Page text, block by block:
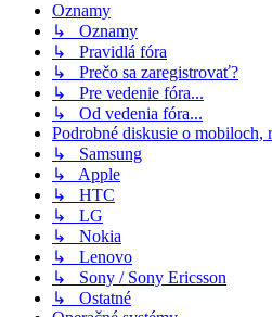
Oznamy
↳ Oznamy
↳ Pravidlá fóra
↳ Prečo sa zaregistrovať?
↳ Pre vedenie fóra...
↳ Od vedenia fóra...
Podrobné diskusie o mobiloch,
↳ Samsung
↳ Apple
↳ HTC
↳ LG
↳ Nokia
↳ Lenovo
↳ Sony / Sony Ericsson
↳ Ostatné